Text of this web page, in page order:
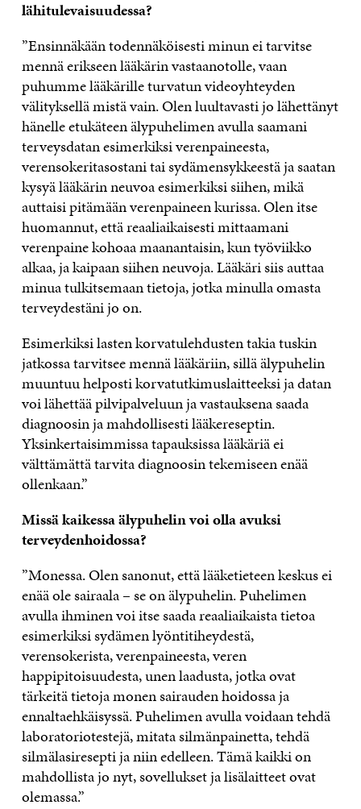
lähitulevaisuudessa?
”Ensinnäkään todennäköisesti minun ei tarvitse
mennä erikseen lääkärin vastaanotolle, vaan
puhumme lääkärille turvatun videoyhteyden
välityksellä mistä vain. Olen luultavasti jo lähettänyt
hänelle etukäteen älypuhelimen avulla saamani
terveysdatan esimerkiksi verenpaineesta,
verensokeritasostani tai sydämensykkeestä ja saatan
kysyä lääkärin neuvoa esimerkiksi siihen, mikä
auttaisi pitämään verenpaineen kurissa. Olen itse
huomannut, että reaaliaikaisesti mittaamani
verenpaine kohoaa maanantaisin, kun työviikko
alkaa, ja kaipaan siihen neuvoja. Lääkäri siis auttaa
minua tulkitsemaan tietoja, jotka minulla omasta
terveydestäni jo on.
Esimerkiksi lasten korvatulehdusten takia tuskin
jatkossa tarvitsee mennä lääkäriin, sillä älypuhelin
muuntuu helposti korvatutkimuslaitteeksi ja datan
voi lähettää pilvipalveluun ja vastauksena saada
diagnoosin ja mahdollisesti lääkereseptin.
Yksinkertaisimmissa tapauksissa lääkäriä ei
välttämättä tarvita diagnoosin tekemiseen enää
ollenkaan.”
Missä kaikessa älypuhelin voi olla avuksi
terveydenhoidossa?
”Monessa. Olen sanonut, että lääketieteen keskus ei
enää ole sairaala – se on älypuhelin. Puhelimen
avulla ihminen voi itse saada reaaliaikaista tietoa
esimerkiksi sydämen lyöntitiheydestä,
verensokerista, verenpaineesta, veren
happipitoisuudesta, unen laadusta, jotka ovat
tärkeitä tietoja monen sairauden hoidossa ja
ennaltaehkäisyssä. Puhelimen avulla voidaan tehdä
laboratoriotestejä, mitata silmänpainetta, tehdä
silmälasiresepti ja niin edelleen. Tämä kaikki on
mahdollista jo nyt, sovellukset ja lisälaitteet ovat
olemassa.”